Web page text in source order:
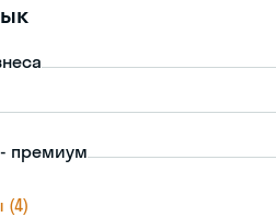
премиум
(4)